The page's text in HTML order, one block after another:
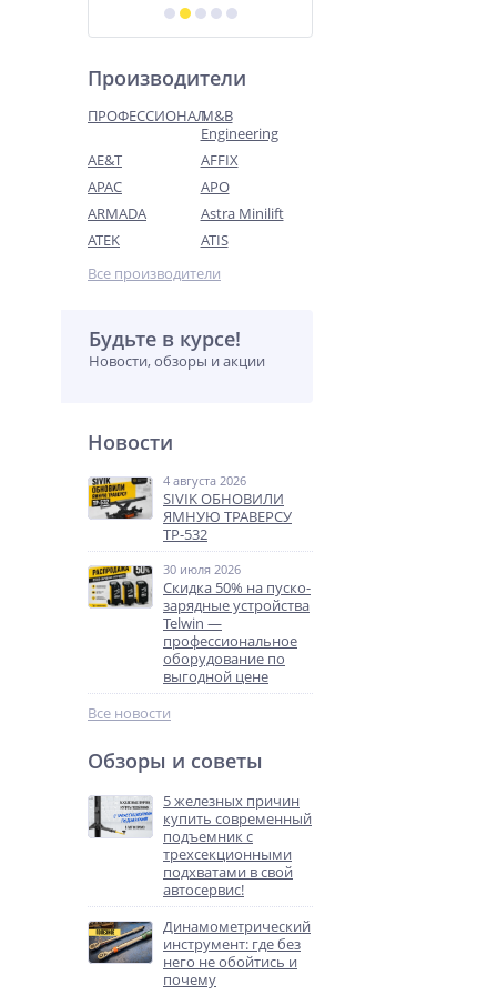
Производители
ПРОФЕССИОНАЛM&B
Engineering
AE&T
AFFIX
APAC
APO
ARMADA
Astra Minilift
ATEK
ATIS
Все производители
Будьте в курсе!
Новости, обзоры и акции
Новости
4 августа 2026
SIVIK ОБНОВИЛИ
ЯМНУЮ ТРАВЕРСУ
ТР-532
30 июля 2026
Скидка 50% на пуско-
зарядные устройства
Telwin —
профессиональное
оборудование по
выгодной цене
Все новости
Обзоры и советы
5 железных причин
купить современный
подъемник с
трехсекционными
подхватами в свой
автосервис!
Динамометрический
инструмент: где без
него не обойтись и
почему